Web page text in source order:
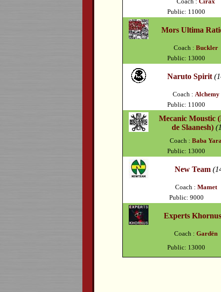
Public: 11000
Mors Ultima
Coach :Buckler
Public: 13000
Naruto Spirit
Coach : Alchemy
Public: 11000
Mecanic Moustic
de Slaanesh)
Coach :Baba
Public: 13000
New Team
Coach : Mamet
Public: 9000
Experts
Coach :Gardën
Public: 13000